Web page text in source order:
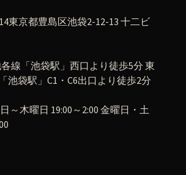
東京都豊島区池袋2-12-13 十二ビ
線「池袋駅」西口より徒歩5分 東
池袋駅」 C1 ・ C6出口より徒歩2分
～木曜日 19:00 ～ 2:00 金曜日・土